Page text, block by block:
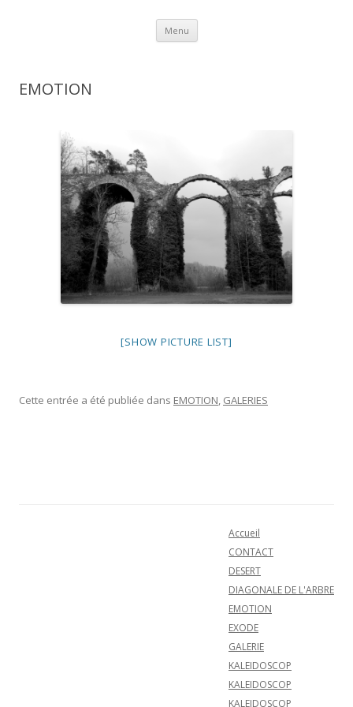
Menu Aller au contenu
EMOTION
[SHOW PICTURE LIST]
Cette entrée a été publiée dans EMOTION, GALERIES
Accueil
CONTACT
DESERT
DIAGONALE DE L'ARBRE
EMOTION
EXODE
GALERIE
KALEIDOSCOP
KALEIDOSCOP
KALEIDOSCOP